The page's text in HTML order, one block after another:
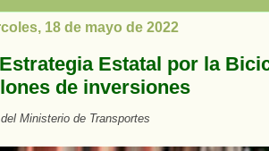
18 de mayo de 2022
Estatal por la
de inversiones
Ministerio de Transportes